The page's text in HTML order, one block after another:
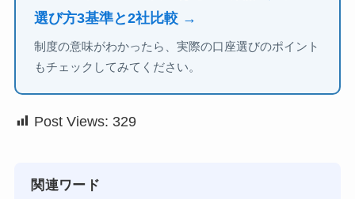
選び方3基準と2社比較 →
制度の意味がわかったら、実際の口座選びのポイント
もチェックしてみてください。
Post Views: 329
関連ワード